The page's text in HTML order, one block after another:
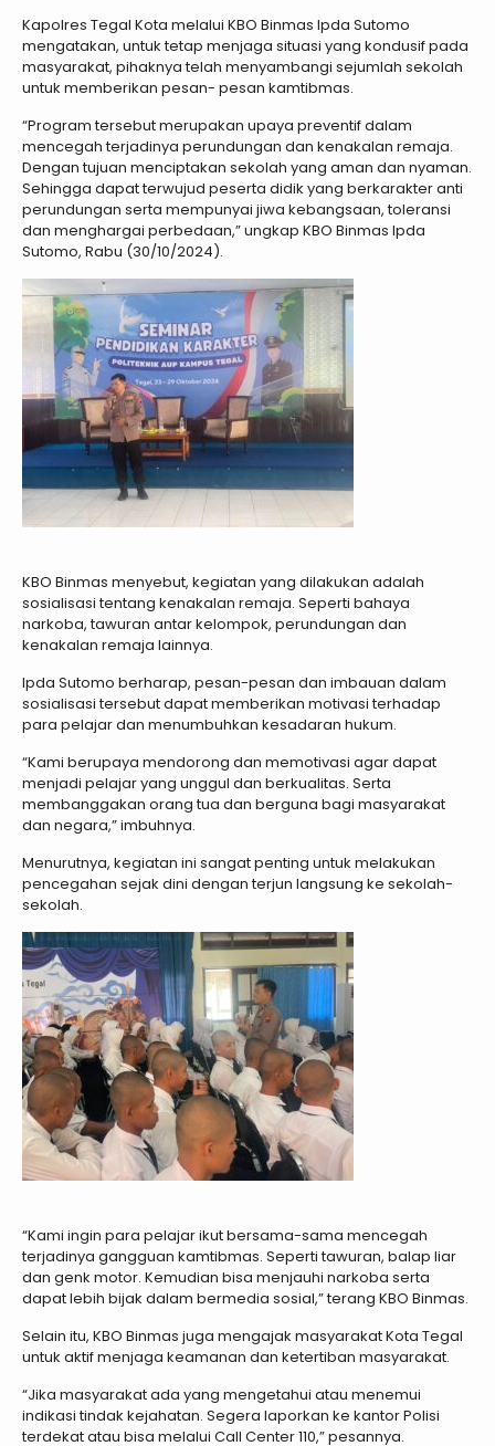
Kapolres Tegal Kota melalui KBO Binmas Ipda Sutomo
mengatakan, untuk tetap menjaga situasi yang kondusif pada
masyarakat, pihaknya telah menyambangi sejumlah sekolah
untuk memberikan pesan- pesan kamtibmas.
“Program tersebut merupakan upaya preventif dalam
mencegah terjadinya perundungan dan kenakalan remaja.
Dengan tujuan menciptakan sekolah yang aman dan nyaman.
Sehingga dapat terwujud peserta didik yang berkarakter anti
perundungan serta mempunyai jiwa kebangsaan, toleransi
dan menghargai perbedaan,” ungkap KBO Binmas Ipda
Sutomo, Rabu (30/10/2024).
KBO Binmas menyebut, kegiatan yang dilakukan adalah
sosialisasi tentang kenakalan remaja. Seperti bahaya
narkoba, tawuran antar kelompok, perundungan dan
kenakalan remaja lainnya.
Ipda Sutomo berharap, pesan-pesan dan imbauan dalam
sosialisasi tersebut dapat memberikan motivasi terhadap
para pelajar dan menumbuhkan kesadaran hukum.
“Kami berupaya mendorong dan memotivasi agar dapat
menjadi pelajar yang unggul dan berkualitas. Serta
membanggakan orang tua dan berguna bagi masyarakat
dan negara,” imbuhnya.
Menurutnya, kegiatan ini sangat penting untuk melakukan
pencegahan sejak dini dengan terjun langsung ke sekolah-
sekolah.
“Kami ingin para pelajar ikut bersama-sama mencegah
terjadinya gangguan kamtibmas. Seperti tawuran, balap liar
dan genk motor. Kemudian bisa menjauhi narkoba serta
dapat lebih bijak dalam bermedia sosial,” terang KBO Binmas.
Selain itu, KBO Binmas juga mengajak masyarakat Kota Tegal
untuk aktif menjaga keamanan dan ketertiban masyarakat.
“Jika masyarakat ada yang mengetahui atau menemui
indikasi tindak kejahatan. Segera laporkan ke kantor Polisi
terdekat atau bisa melalui Call Center 110,” pesannya.